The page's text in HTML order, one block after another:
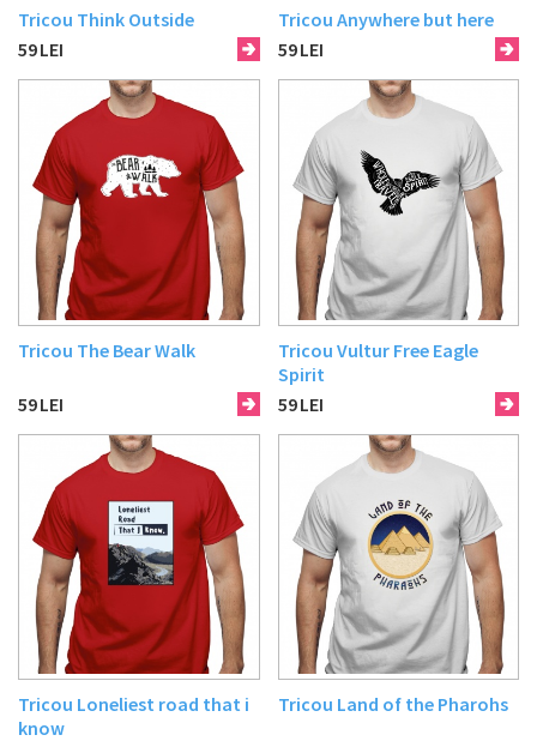
Tricou Think Outside
59LEI
Tricou Anywhere but here
59LEI
Tricou The Bear Walk
59LEI
Tricou Vultur Free Eagle
Spirit
59LEI
Tricou Loneliest road that i
know
Tricou Land of the Pharohs